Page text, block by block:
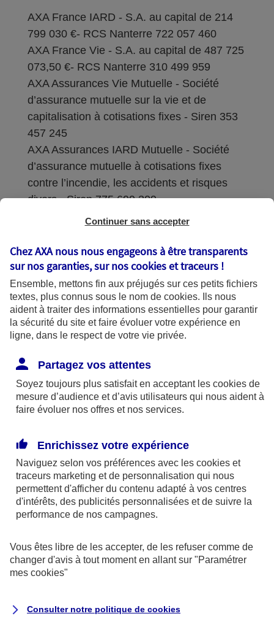
AXA France IARD - S.A. au capital de 214
799 030 €- RCS Nanterre 722 057 460
AXA France Vie - S.A. au capital de 487 725
073,50 €- RCS Nanterre 310 499 959
AXA Assurances Vie Mutuelle - Société
d’assurance mutuelle sur la vie et de
capitalisation à cotisations fixes - Siren 353
457 245
AXA Assurances IARD Mutuelle - Société
d’assurance mutuelle à cotisations fixes
contre l’incendie, les accidents et risques
divers - Siren 775 699 309
Sièges sociaux : 313 Terrasses de l’Arche –
Coordonnées de l'Autorité de contrôle
prudentiel et de résolution (ACPR) : - 4
Place de Budapest - CS 92459 - 75436
Paris Cedex 09. Le détail des procédures de
recours et de réclamation et les
disponibles sur le site axa.fr.
AXA France IARD et AXA France Vie sont
mandataires exclusifs en opérations de
246 et n°13 005 764 (consultable
surwww.orias.fr)
AXA Assistance France Assurances,
S.A au capital de 51 429 430,40 €,
Siège social :
8-10, rue Paul Vaillant Couturier
Continuer sans accepter
Chez AXA nous nous engageons à être transparents
sur nos garanties, sur noscookies et traceurs !
Ensemble, mettons fin aux préjugés sur ces petits fichiers
textes, plus connus sous le nom de cookies. Ils nous
aident à traiter des informations essentielles pour garantir
la sécurité du site et faire évoluer votre expérience en
ligne, dans le respect de votre vie privée.
Partagez vos attentes
Soyez toujours plus satisfait en acceptant les cookies de
mesure d’audience et d’avis utilisateurs qui nous aident à
faire évoluer nos offres et nos services.
Enrichissez votre expérience
Naviguez selon vos préférences avec les cookies et
traceurs marketing et de personnalisation qui nous
permettent d'afficher du contenu adapté à vos centres
d'intérêts, des publicités personnalisées et de suivre la
performance de nos campagnes.
Vous êtes libre de les accepter, de les refuser comme de
changer d'avis à tout moment en allant sur "Paramétrer
mes cookies"
Consulter notre politique de cookies